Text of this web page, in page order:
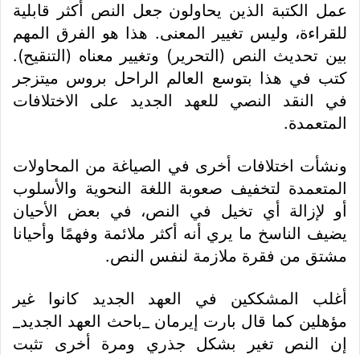
عمل الكتبة الذين يحاولون جعل النص أكثر قابلية
للقراءة، وليس تغيير المعنى. هذا هو الفرق المهم
بين تحديث النص (التحرير) وتغيير معناه (التنقيح).
كتب في هذا بتوسع العالم الراحل بروس ميتزجر
في النقد النصي للعهد الجديد على الاختلافات
المتعمدة.
ونشأت اختلافات أخرى في الصياغة من المحاولات
المتعمدة لتخفيف صعوبة اللغة النحوية والأسلوب
أو لإزالة أي تخيل في النص، في بعض الأحيان
يضيف الناسخ ما يري أنه أكثر ملائمة وفهمًا وأحيانا
مشتق من فقرة ملازمة لنفس النص.
أغلب المشككين في العهد الجديد كانوا غير
مؤهلين كما قال بارت إيرمان _باحث العهد الجديد_
إن النص تغير بشكل جذري ومرة أخرى تثبت